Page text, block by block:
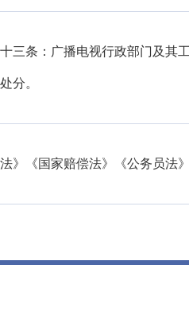
三条：广播电视行政部门及其
分。
法》《国家赔偿法》《公务员